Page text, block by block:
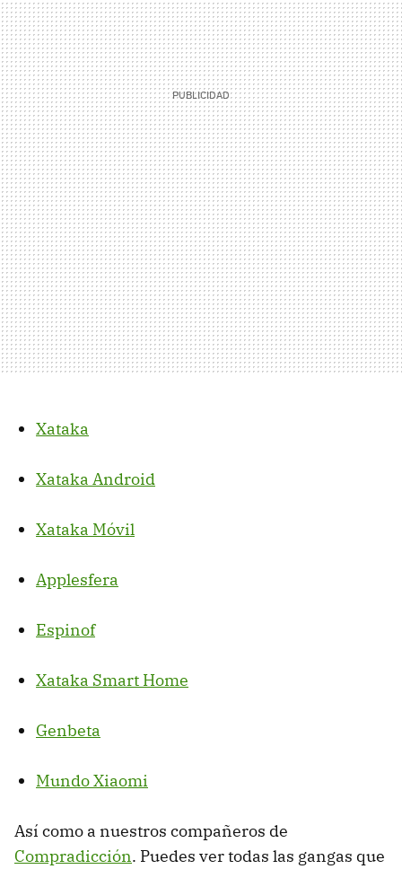
Xataka
Xataka Android
Xataka Móvil
Applesfera
Espinof
Xataka Smart Home
Genbeta
Mundo Xiaomi
Así como a nuestros compañeros de
Compradicción. Puedes ver todas las gangas que